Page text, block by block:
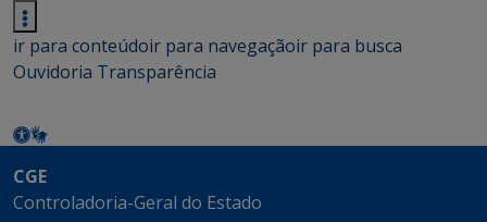
ir para conteúdoir para navegaçãoir para busca
Ouvidoria Transparência
CGE
Controladoria-Geral do Estado